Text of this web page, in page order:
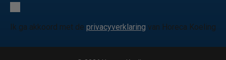
Ik ga akkoord met de privacyverklaring van Horeca Koeling